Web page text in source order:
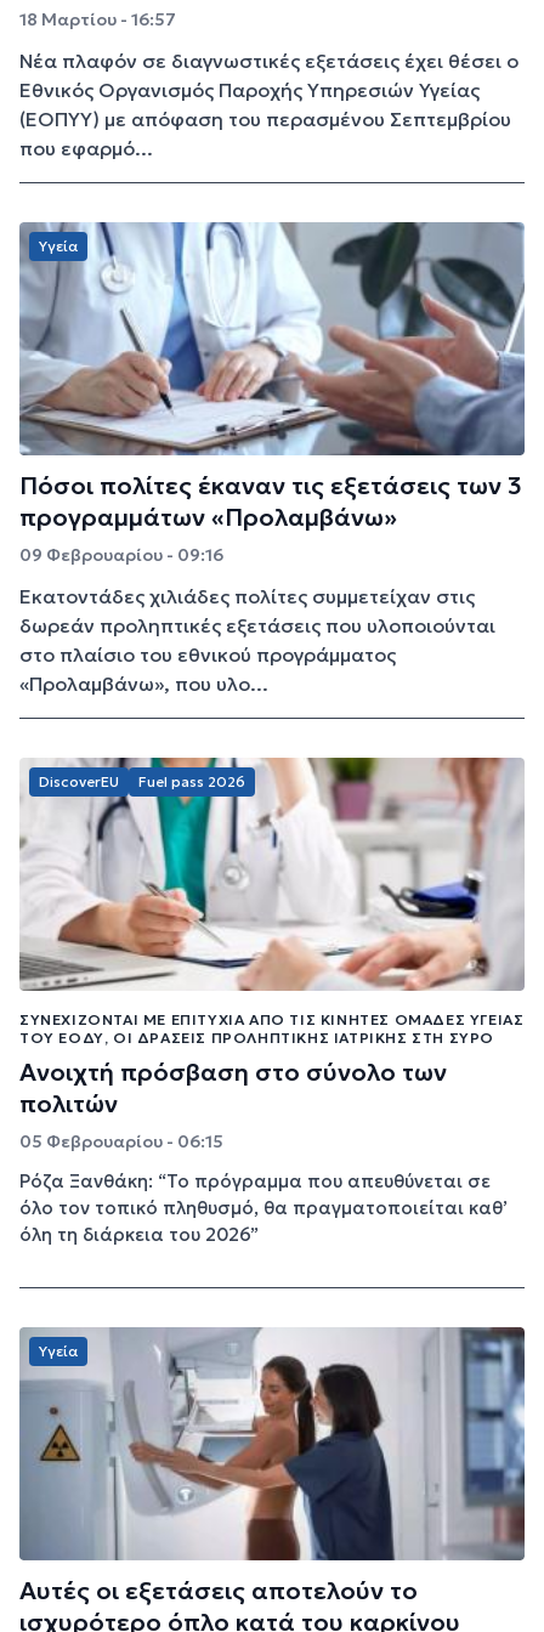
18 Μαρτίου - 16:57
Νέα πλαφόν σε διαγνωστικές εξετάσεις έχει θέσει ο
Εθνικός Οργανισμός Παροχής Υπηρεσιών Υγείας
(ΕΟΠΥΥ) με απόφαση του περασμένου Σεπτεμβρίου
που εφαρμό...
Υγεία
Πόσοι πολίτες έκαναν τις εξετάσεις των 3
προγραμμάτων «Προλαμβάνω»
09 Φεβρουαρίου - 09:16
Εκατοντάδες χιλιάδες πολίτες συμμετείχαν στις
δωρεάν προληπτικές εξετάσεις που υλοποιούνται
στο πλαίσιο του εθνικού προγράμματος
«Προλαμβάνω», που υλο...
DiscoverEU Fuel pass 2026
ΣΥΝΕΧΊΖΟΝΤΑΙ ΜΕ ΕΠΙΤΥΧΊΑ ΑΠΌ ΤΙΣ ΚΙΝΗΤΈΣ ΟΜΆΔΕΣ ΥΓΕΊΑΣ
ΤΟΥ ΕΟΔΥ, ΟΙ ΔΡΆΣΕΙΣ ΠΡΟΛΗΠΤΙΚΉΣ ΙΑΤΡΙΚΉΣ ΣΤΗ ΣΎΡΟ
Ανοιχτή πρόσβαση στο σύνολο των
πολιτών
05 Φεβρουαρίου - 06:15
Ρόζα Ξανθάκη: “Το πρόγραμμα που απευθύνεται σε
όλο τον τοπικό πληθυσμό, θα πραγματοποιείται καθ’
όλη τη διάρκεια του 2026”
Υγεία
Αυτές οι εξετάσεις αποτελούν το
ισχυρότερο όπλο κατά του καρκίνου